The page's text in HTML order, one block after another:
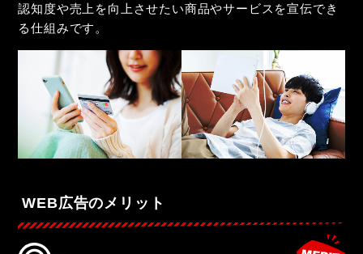
認知度や売上を向上させたい商品やサービスを宣伝でき
る仕組みです。
WEB広告のメリット